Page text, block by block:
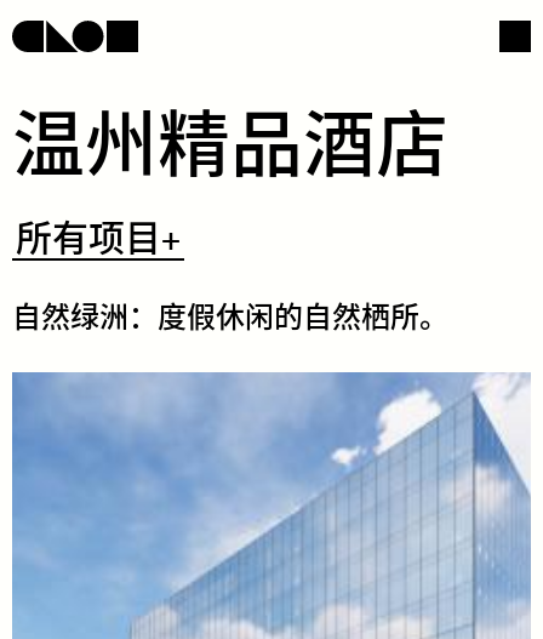
/
​温​​州​​精​​品​​酒​​店​
​所有项目+
所有项目+
​自​​然​​绿​​洲​​：​​度​​假​​休​​闲​​的​​自​​然​​栖​​所。​